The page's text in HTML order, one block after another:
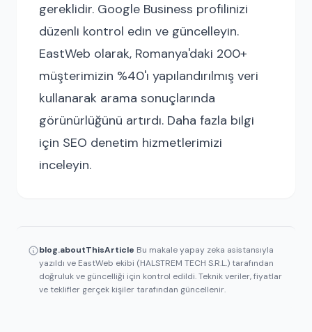
gereklidir. Google Business profilinizi
düzenli kontrol edin ve güncelleyin.
EastWeb olarak, Romanya'daki 200+
müşterimizin %40'ı yapılandırılmış veri
kullanarak arama sonuçlarında
görünürlüğünü artırdı. Daha fazla bilgi
için SEO denetim hizmetlerimizi
inceleyin.
blog.aboutThisArticle Bu makale yapay zeka asistansıyla
yazıldı ve EastWeb ekibi (HALSTREM TECH S.R.L.) tarafından
doğruluk ve güncelliği için kontrol edildi. Teknik veriler, fiyatlar
ve teklifler gerçek kişiler tarafından güncellenir.